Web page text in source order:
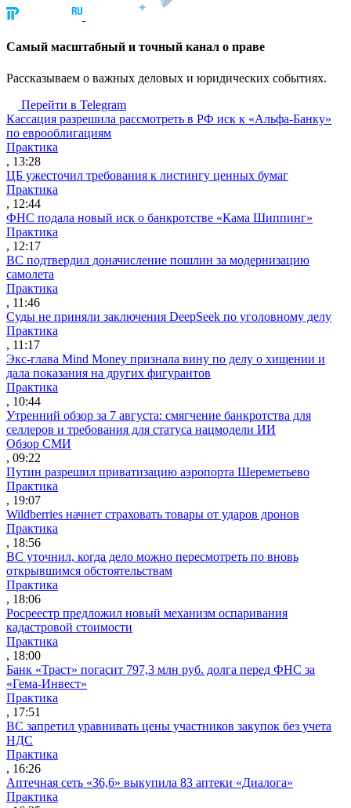
Cамый масштабный и точный канал о праве
Рассказываем о важных деловых и юридических событиях.
Перейти в Telegram
Кассация разрешила рассмотреть в РФ иск к «Альфа-Банку»
по еврооблигациям
Практика
, 13:28
ЦБ ужесточил требования к листингу ценных бумаг
Практика
, 12:44
ФНС подала новый иск о банкротстве «Кама Шиппинг»
Практика
, 12:17
ВС подтвердил доначисление пошлин за модернизацию
самолета
Практика
, 11:46
Суды не приняли заключения DeepSeek по уголовному делу
Практика
, 11:17
Экс-глава Mind Money признала вину по делу о хищении и
дала показания на других фигурантов
Практика
, 10:44
Утренний обзор за 7 августа: смягчение банкротства для
селлеров и требования для статуса нацмодели ИИ
Обзор СМИ
, 09:22
Путин разрешил приватизацию аэропорта Шереметьево
Практика
, 19:07
Wildberries начнет страховать товары от ударов дронов
Практика
, 18:56
ВС уточнил, когда дело можно пересмотреть по вновь
открывшимся обстоятельствам
Практика
, 18:06
Росреестр предложил новый механизм оспаривания
кадастровой стоимости
Практика
, 18:00
Банк «Траст» погасит 797,3 млн руб. долга перед ФНС за
«Гема-Инвест»
Практика
, 17:51
ВС запретил уравнивать цены участников закупок без учета
НДС
Практика
, 16:26
Аптечная сеть «36,6» выкупила 83 аптеки «Диалога»
Практика